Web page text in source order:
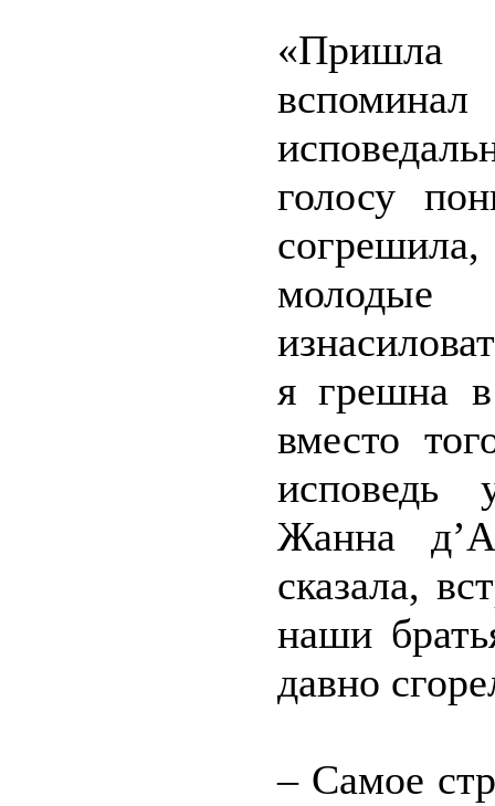
«Пришла
голосу
я грешна
вместо
исповедь
Жанна
сказала,
наши
давно
– Самое